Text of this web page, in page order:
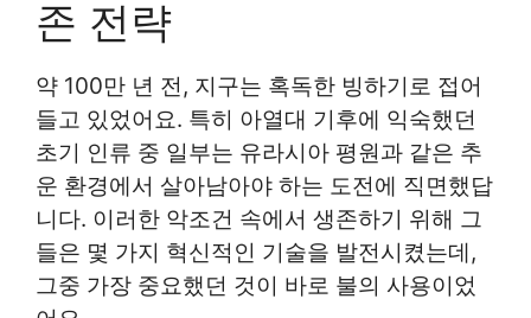
존 전략
약 100만 년 전, 지구는 혹독한 빙하기로 접어
들고 있었어요. 특히 아열대 기후에 익숙했던
초기 인류 중 일부는 유라시아 평원과 같은 추
운 환경에서 살아남아야 하는 도전에 직면했답
니다. 이러한 악조건 속에서 생존하기 위해 그
들은 몇 가지 혁신적인 기술을 발전시켰는데,
그중 가장 중요했던 것이 바로 불의 사용이었